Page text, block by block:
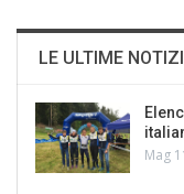
LE ULTIME
Mag